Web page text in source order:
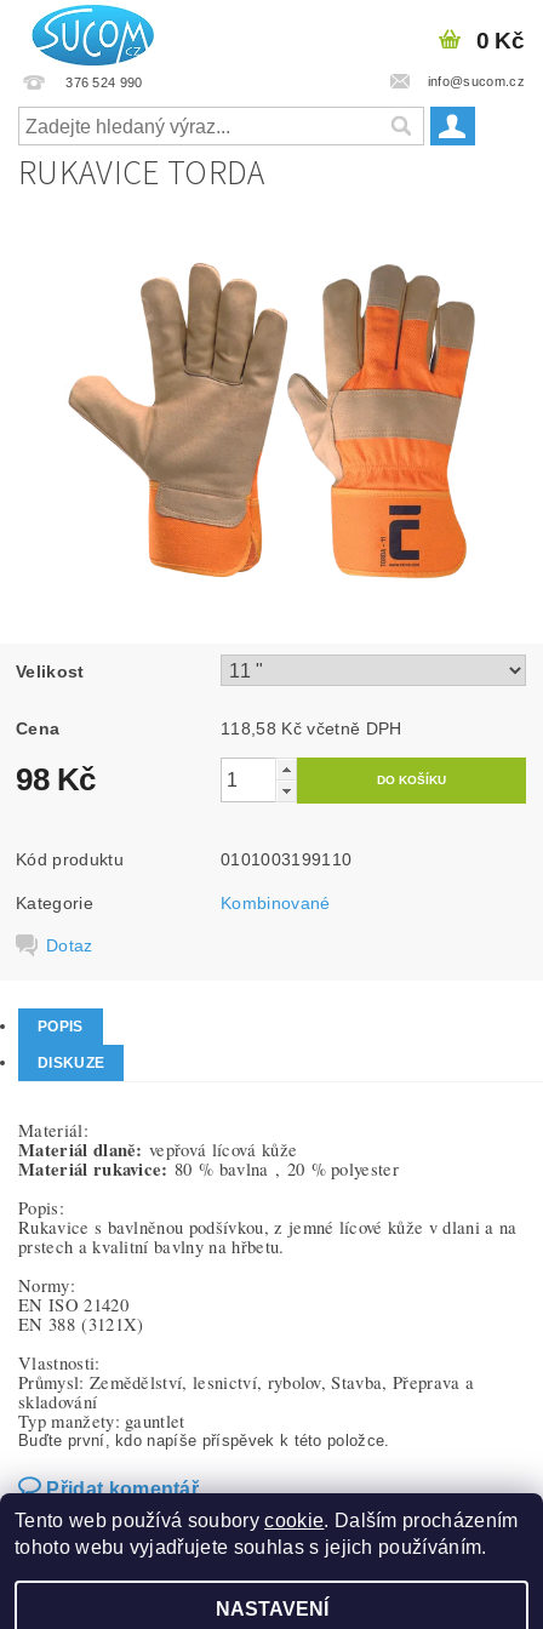
376 524 990 info@sucom.cz
0 Kč
RUKAVICE TORDA
Velikost
Cena 118,58 Kč včetně DPH
98 Kč
Kód produktu 0101003199110
Kategorie Kombinované
Dotaz
POPIS
DISKUZE
Materiál:
Materiál dlaně: vepřová lícová kůže
Materiál rukavice: 80 % bavlna , 20 % polyester
Popis:
Rukavice s bavlněnou podšívkou, z jemné lícové kůže v dlani a na
prstech a kvalitní bavlny na hřbetu.
Normy:
EN ISO 21420
EN 388(3121X)
Vlastnosti:
Průmysl: Zemědělství, lesnictví, rybolov, Stavba, Přeprava a
skladování
Typ manžety: gauntlet
Buďte první, kdo napíše příspěvek k této položce.
Přidat komentář
Tento web používá souborycookie. Dalším procházením
tohoto webu vyjadřujete souhlas s jejich používáním.
NASTAVENÍ